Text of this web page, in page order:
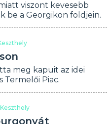
viszont kevesebb
be a Georgikon földjein.
meg kapuit az idei
Termelői Piac.
Keszthely